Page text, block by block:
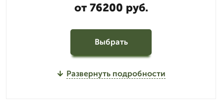
от 76200 руб.
Выбрать
Развернуть подробности